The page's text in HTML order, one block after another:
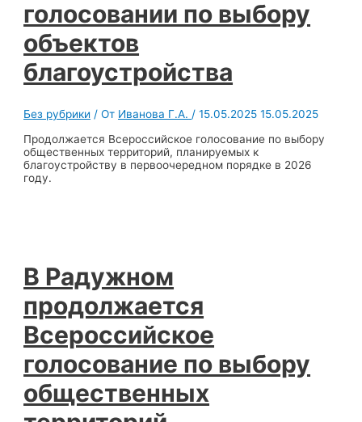
голосовании по выбору
объектов
благоустройства
Без рубрики / От Иванова Г.А. /15.05.2025 15.05.2025
Продолжается Всероссийское голосование по выбору
общественных территорий, планируемых к
благоустройству в первоочередном порядке в 2026
году.
В Радужном
продолжается
Всероссийское
голосование по выбору
общественных